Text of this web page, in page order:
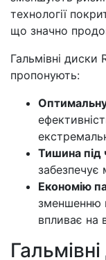
технології
що значно
Гальмівні
пропонують:
Тишина під
Економію
зменшенню
впливає на